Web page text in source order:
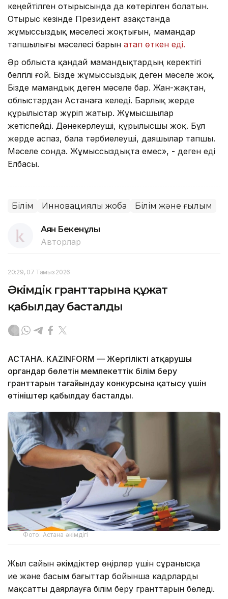
кеңейтілген отырысында да көтерілген болатын.
Отырыс кезінде Президент Қазақстанда
жұмыссыздық мәселесі жоқтығын, мамандар
тапшылығы мәселесі барын атап өткен еді.
Әр облыста қандай мамандықтардың керектігі
белгілі ғой. Бізде жұмыссыздық деген мәселе жоқ.
Бізде мамандық деген мәселе бар. Жан-жақтан,
облыстардан Астанаға келеді. Барлық жерде
құрылыстар жүріп жатыр. Жұмысшылар
жетіспейді. Дәнекерлеуші, құрылысшы жоқ. Бұл
жерде аспаз, бала тәрбиелеуші, даяшылар тапшы.
Мәселе сонда. Жұмыссыздықта емес», - деген еді
Елбасы.
Білім Инновациялық жоба Білім және ғылым
Аян Бекенұлы
Авторлар
20:29, 07 Тамыз 2026
Әкімдік гранттарына құжат
қабылдау басталды
АСТАНА. KAZINFORM — Жергілікті атқарушы
органдар бөлетін мемлекеттік білім беру
гранттарын тағайындау конкурсына қатысу үшін
өтініштер қабылдау басталды.
Фото: Астана әкімдігі
Жыл сайын әкімдіктер өңірлер үшін сұранысқа
ие және басым бағыттар бойынша кадрларды
мақсатты даярлауға білім беру гранттарын бөледі.